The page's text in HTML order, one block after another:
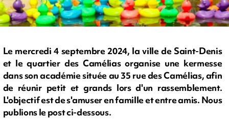
Le mercredi 4 septembre 2024, la ville de Saint-Denis
et le quartier des Camélias organise une kermesse
dans son académie située au 35 rue des Camélias, afin
de réunir petit et grands lors d'un rassemblement.
L'objectif est de s'amuser en famille et entre amis. Nous
publions le post ci-dessous.